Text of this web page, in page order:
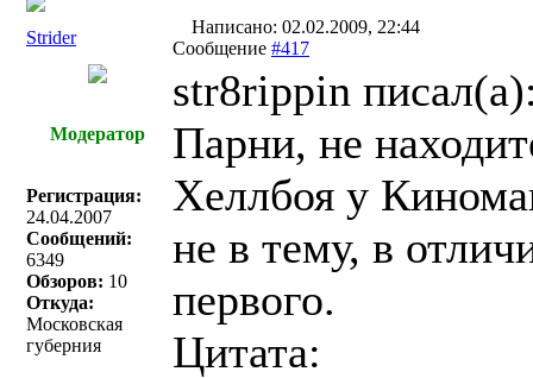
Strider
Написано: 02.02.2009, 22:44
Сообщение #417
Модератор
Регистрация:
24.04.2007
Сообщений:
6349
Обзоров: 10
Откуда:
Московская
губерния
str8rippin
Парни, не
Хеллбоя у
не в тему, в
первого.
Цитата: